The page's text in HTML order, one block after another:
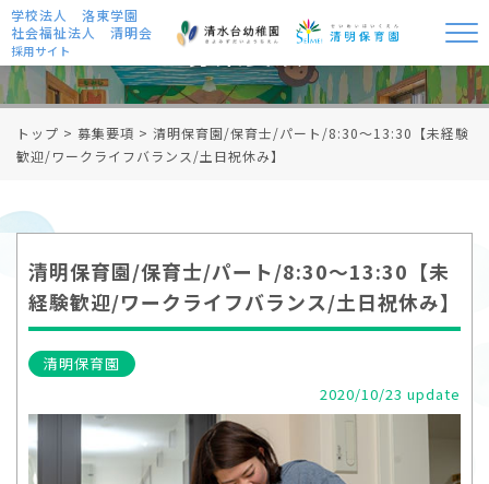
学校法人 洛東学園
社会福祉法人 清明会
採用サイト 募集要項
トップ > 募集要項 > 清明保育園/保育士/パート/8:30～13:30【未経験
歓迎/ワークライフバランス/土日祝休み】
清明保育園/保育士/パート/8:30～13:30【未
経験歓迎/ワークライフバランス/土日祝休み】
清明保育園
2020/10/23 update